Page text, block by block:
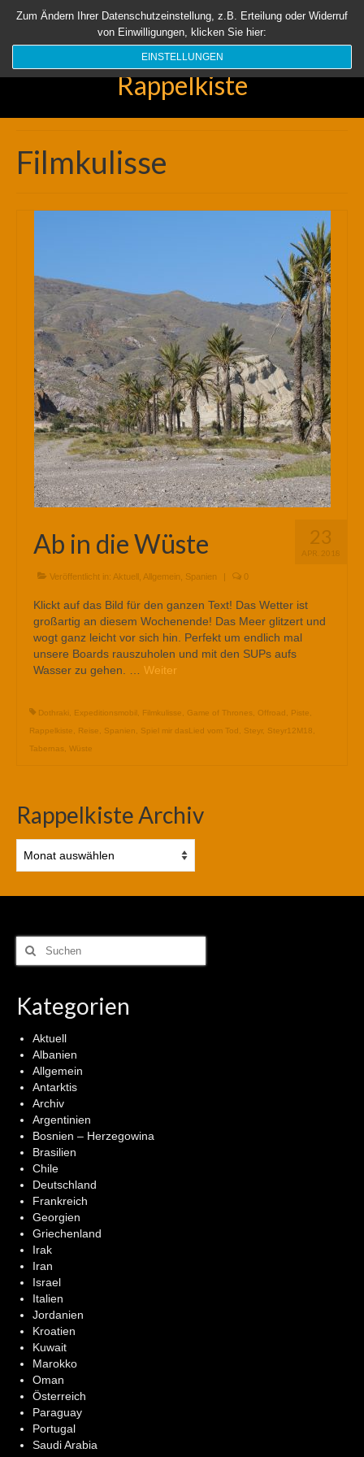
Startseite Aktuell Über uns Unsere Rappelkiste Länder
Suchen
Rappelkiste
Filmkulisse
23
APR. 2018
Ab in die Wüste
Veröffentlicht in: Aktuell Allgemein Spanien | 0
Klickt auf das Bild für den ganzen Text! Das Wetter ist
großartig an diesem Wochenende! Das Meer glitzert und
wogt ganz leicht vor sich hin. Perfekt um endlich mal
unsere Boards rauszuholen und mit den SUPs aufs
Wasser zu gehen. … Weiter
Dothraki Expeditionsmobil Filmkulisse Game of Thrones Offroad Piste
Rappelkiste
Reise Spanien Spiel mir dasLied vom Tod Steyr, Steyr12M18
Tabernas Wüste
Rappelkiste Archiv
Archiv
Suchen
nach:
Kategorien
Aktuell
Albanien
Allgemein
Antarktis
Archiv
Argentinien
Bosnien – Herzegowina
Brasilien
Chile
Deutschland
Frankreich
Georgien
Griechenland
Irak
Iran
Israel
Italien
Jordanien
Kroatien
Kuwait
Marokko
Oman
Österreich
Paraguay
Portugal
Saudi Arabia
Zum Ändern Ihrer Datenschutzeinstellung, z.B. Erteilung oder Widerruf
von Einwilligungen, klicken Sie hier:
EINSTELLUNGEN